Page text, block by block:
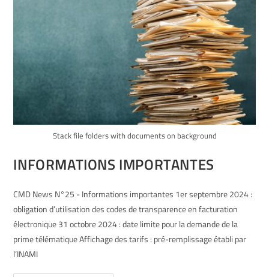
Stack file folders with documents on background
INFORMATIONS IMPORTANTES
CMD News N°25 - Informations importantes 1er septembre 2024 :
obligation d’utilisation des codes de transparence en facturation
électronique 31 octobre 2024 : date limite pour la demande de la
prime télématique Affichage des tarifs : pré-remplissage établi par
l’INAMI